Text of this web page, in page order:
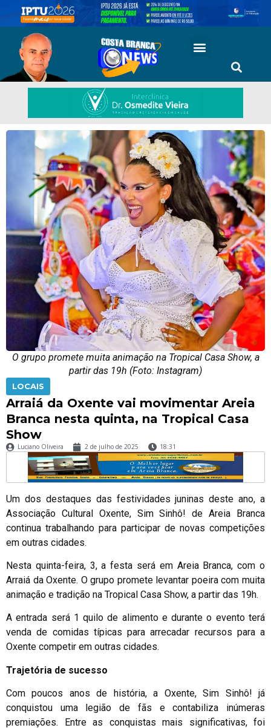
O grupo promete muita animação na Tropical Casa Show, a
partir das 19h (Foto: Instagram)
LOCAIS
Arraiá da Oxente vai movimentar Areia
Branca nesta quinta, na Tropical Casa
Show
Luciano Oliveira 2 de julho de 2025 18:31
Um dos destaques das festividades juninas deste ano, a
Associação Cultural Oxente, Sim Sinhô! de Areia Branca
continua trabalhando para participar de novas competições
em outras cidades.
Nesta quinta-feira, 3, a festa será em Areia Branca, com o
Arraiá da Oxente. O grupo promete levantar poeira com muita
animação e tradição na Tropical Casa Show, a partir das 19h.
A entrada será 1 quilo de alimento e durante o evento terá
venda de comidas típicas para arrecadar recursos para a
Oxente competir em outras cidades.
Trajetória de sucesso
Com poucos anos de história, a Oxente, Sim Sinhô! já
conquistou uma legião de fãs e contabiliza inúmeras
premiações. Entre as conquistas mais significativas, foi